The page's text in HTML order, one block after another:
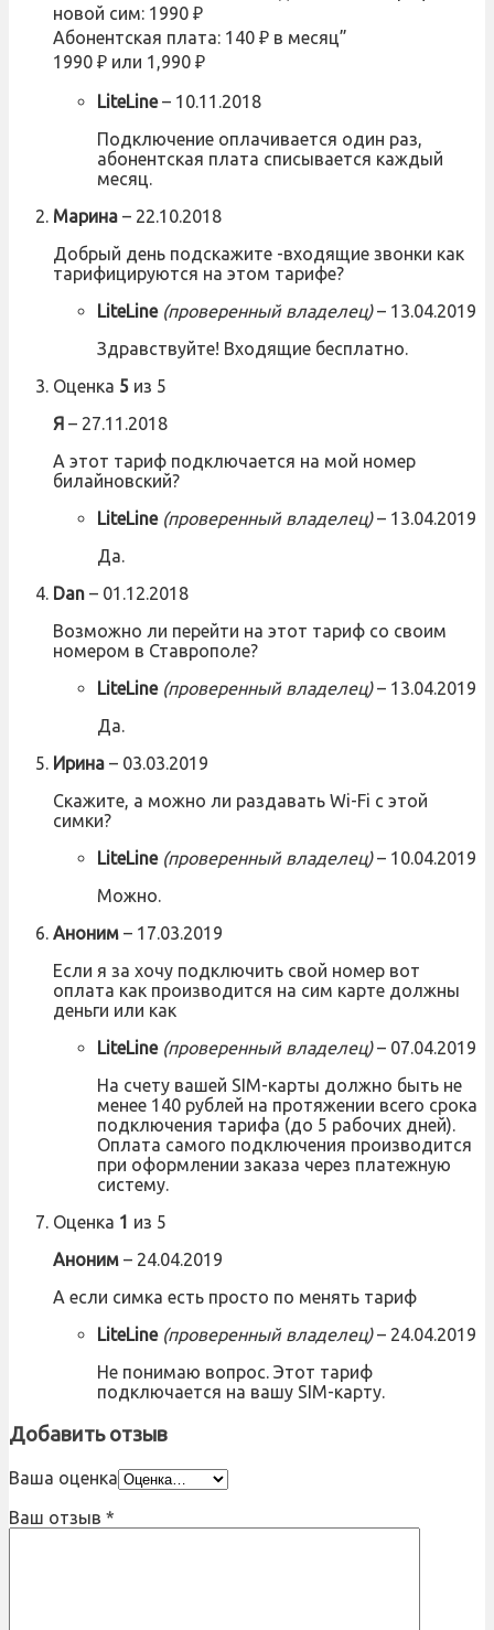
новой сим: 1990 ₽
Абонентская плата: 140 ₽ в месяц”
1990 ₽ или 1,990 ₽
LiteLine– 10.11.2018
Подключение оплачивается один раз,
абонентская плата списывается каждый
месяц.
Марина – 22.10.2018
Добрый день подскажите -входящие звонки как
тарифицируются на этом тарифе?
LiteLine (проверенный владелец) – 13.04.2019
Здравствуйте! Входящие бесплатно.
Оценка 5 из 5
Я – 27.11.2018
А этот тариф подключается на мой номер
билайновский?
LiteLine (проверенный владелец) – 13.04.2019
Да.
Dan – 01.12.2018
Возможно ли перейти на этот тариф со своим
номером в Ставрополе?
LiteLine (проверенный владелец) – 13.04.2019
Да.
Ирина – 03.03.2019
Скажите, а можно ли раздавать Wi-Fi с этой
симки?
LiteLine (проверенный владелец) – 10.04.2019
Можно.
Аноним – 17.03.2019
Если я за хочу подключить свой номер вот
оплата как производится на сим карте должны
деньги или как
LiteLine (проверенный владелец) – 07.04.2019
На счету вашей SIM-карты должно быть не
менее 140 рублей на протяжении всего срока
подключения тарифа (до 5 рабочих дней).
Оплата самого подключения производится
при оформлении заказа через платежную
систему.
Оценка 1 из 5
Аноним – 24.04.2019
А если симка есть просто по менять тариф
LiteLine (проверенный владелец) – 24.04.2019
Не понимаю вопрос. Этот тариф
подключается на вашу SIM-карту.
Добавить отзыв
Ваша оценка
Ваш отзыв *